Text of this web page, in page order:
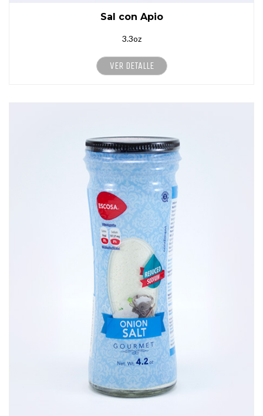
Sal con Apio
3.3oz
VER DETALLE